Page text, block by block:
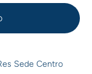
x 50 ml
Sede Centro